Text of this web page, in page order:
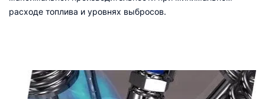
расходе топлива и уровнях выбросов.